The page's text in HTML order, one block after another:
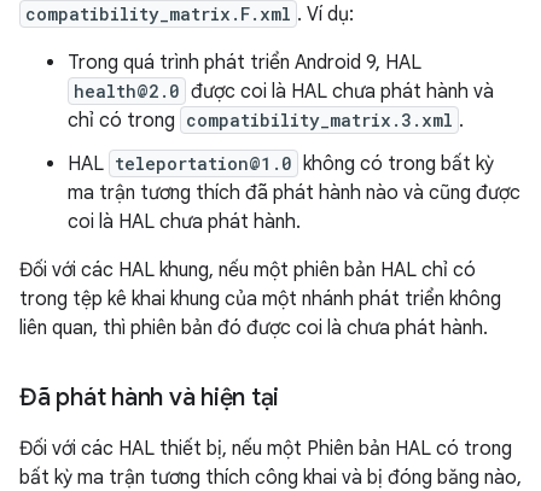
compatibility_matrix.F.xml . Ví dụ:
Trong quá trình phát triển Android 9, HAL
health@2.0 được coi là HAL chưa phát hành và
chỉ có trong compatibility_matrix.3.xml .
HAL teleportation@1.0
không có trong bất kỳ
ma trận tương thích đã phát hành nào và cũng được
coi là HAL chưa phát hành.
Đối với các HAL khung, nếu một phiên bản HAL chỉ có
trong tệp kê khai khung của một nhánh phát triển không
liên quan, thì phiên bản đó được coi là chưa phát hành.
Đã phát hành và hiện tại
Đối với các HAL thiết bị, nếu một Phiên bản HAL có trong
bất kỳ ma trận tương thích công khai và bị đóng băng nào,